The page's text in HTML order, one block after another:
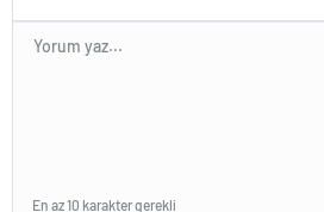
En az 10 karakter gerekli